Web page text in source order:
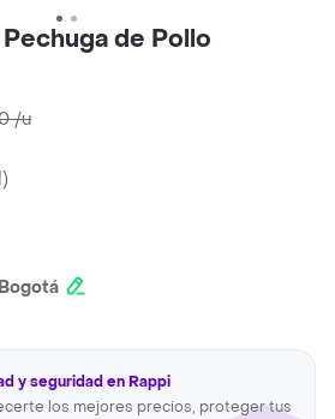
de Pollo
/u
)
Bogotá
y seguridad en Rappi
los mejores precios, proteger tus